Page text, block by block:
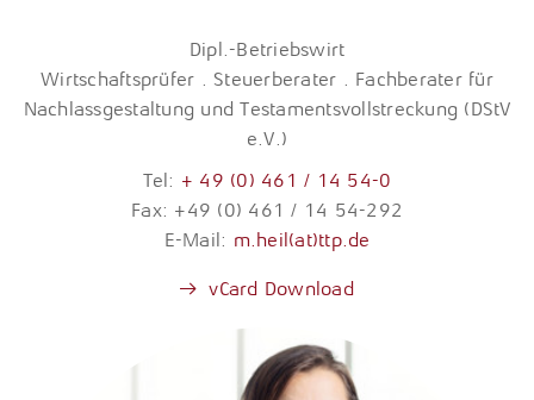
Dipl.-Betriebswirt
Wirtschaftsprüfer . Steuerberater . Fachberater für
Nachlassgestaltung und Testamentsvollstreckung (DStV
e.V.)
Tel: + 49 (0) 461 / 14 54-0
Fax: +49 (0) 461 / 14 54-292
E-Mail: m.heil(at)ttp.de
vCard Download